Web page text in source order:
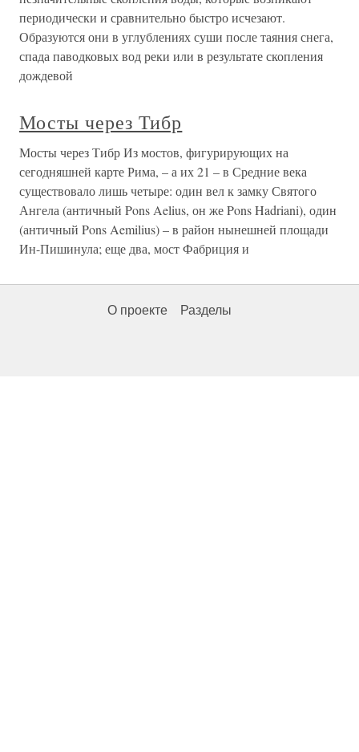
периодически и сравнительно быстро исчезают.
Образуются они в углублениях суши после таяния снега,
спада паводковых вод реки или в результате скопления
дождевой
Мосты через Тибр
Мосты через Тибр Из мостов, фигурирующих на
сегодняшней карте Рима, – а их 21 – в Средние века
существовало лишь четыре: один вел к замку Святого
Ангела (античный Pons Aelius, он же Pons Hadriani), один
(античный Pons Aemilius) – в район нынешней площади
Ин-Пишинула; еще два, мост Фабриция и
О проекте Разделы